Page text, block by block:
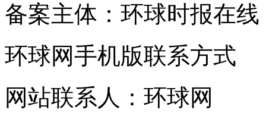
备案主体：环球时报在
环球网手机版联系方式
网站联系人：环球网